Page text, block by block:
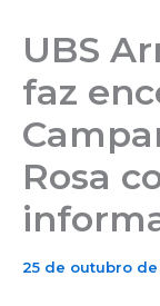
UBS
faz
Rosa
25 de outubro de